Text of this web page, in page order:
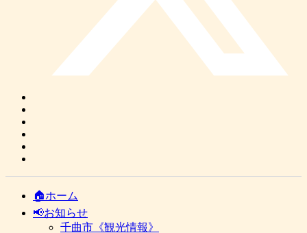
🏠ホーム
📢お知らせ
千曲市《観光情報》